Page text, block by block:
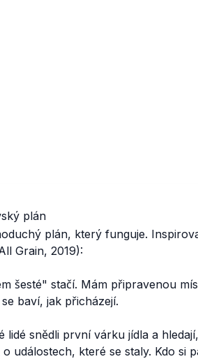
plán
plán, který funguje.
Grain, 2019):
šesté" stačí. Mám připravenou
baví, jak přicházejí.
lidé snědli první várku jídla a
o událostech, které se staly. Kdo si